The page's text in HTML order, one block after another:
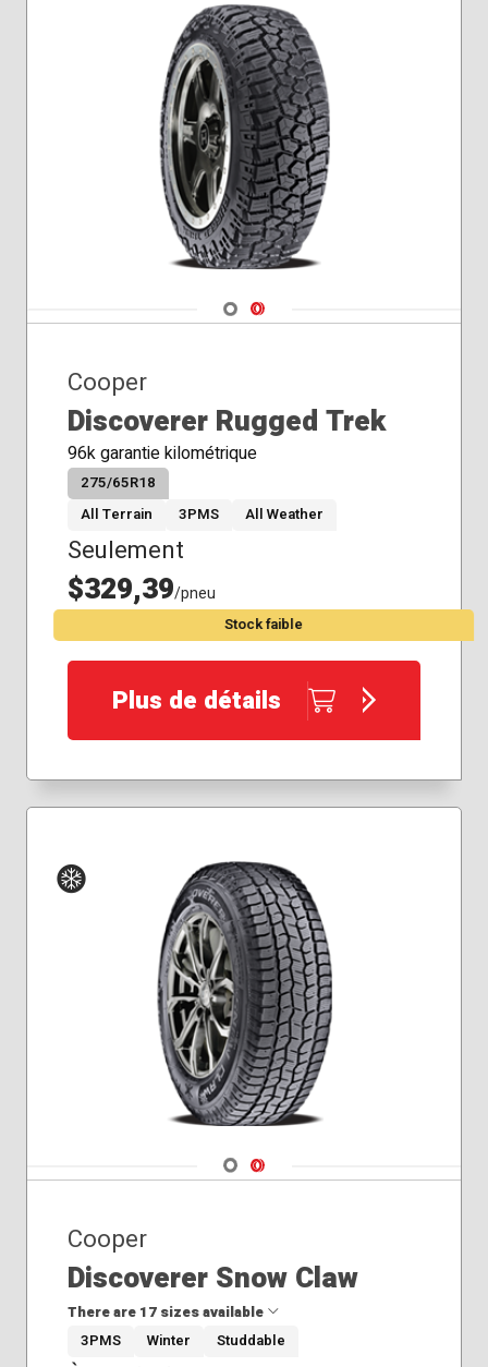
Navigate 1
Navigate 2
Cooper
Discoverer Rugged Trek
96k garantie kilométrique
275/65R18
All Terrain
3PMS All Weather
Seulement
$329,39/pneu
Stock faible
Plus de détails
Navigate 1
Navigate 2
Cooper
Discoverer Snow Claw
There are 17 sizes available
3PMS Winter Studdable